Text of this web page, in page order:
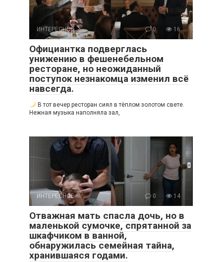
ИНТЕРЕСНОЕ 0 16
Официантка подверглась
унижению в фешенебельном
ресторане, но неожиданный
поступок незнакомца изменил всё
навсегда.
В тот вечер ресторан сиял в тёплом золотом свете.
Нежная музыка наполняла зал,
ИНТЕРЕСНОЕ 0 14
Отважная мать спасла дочь, но в
маленькой сумочке, спрятанной за
шкафчиком в ванной,
обнаружилась семейная тайна,
хранившаяся годами.